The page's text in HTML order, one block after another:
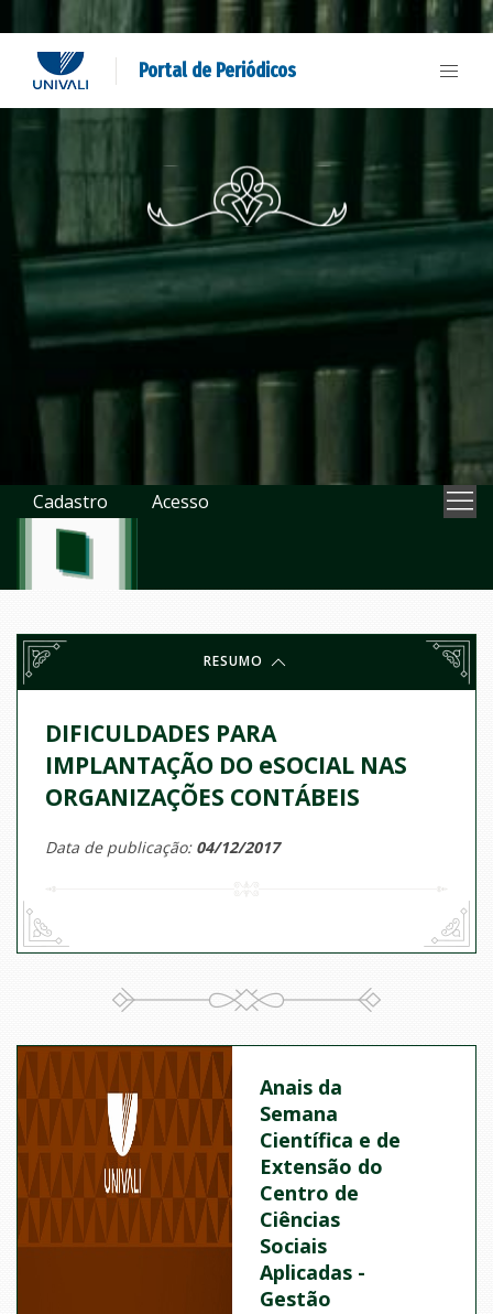
Portal de Periódicos
Cadastro Acesso
RESUMO
DIFICULDADES PARA
IMPLANTAÇÃO DO eSOCIAL NAS
ORGANIZAÇÕES CONTÁBEIS
Data de publicação: 04/12/2017
Anais da
Semana
Científica e de
Extensão do
Centro de
Ciências
Sociais
Aplicadas -
Gestão